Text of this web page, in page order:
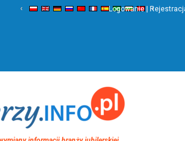
‹ ›
Logowanie |